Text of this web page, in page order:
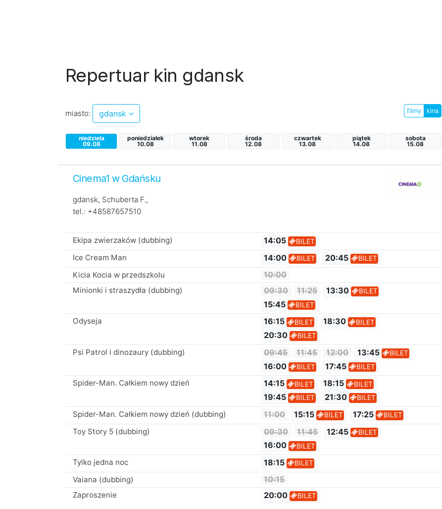
Repertuar kin gdansk
miasto: gdansk filmy kina
niedziela
09.08
poniedziałek
10.08
wtorek
11.08
środa
12.08
czwartek
13.08
piątek
14.08
sobota
15.08
Cinema1 w Gdańsku
gdansk, Schuberta F.,
tel.: +48587657510
Ekipa zwierzaków (dubbing) 14:05 BILET
Ice Cream Man 14:00 BILET 20:45 BILET
Kicia Kocia w przedszkolu
10:00
Minionki i straszydła (dubbing)
09:30 11:25 13:30 BILET
15:45 BILET
Odyseja 16:15 BILET 18:30 BILET
20:30 BILET
Psi Patrol i dinozaury (dubbing) 09:45 11:45 12:00 13:45 BILET
16:00 BILET 17:45 BILET
Spider-Man. Całkiem nowy dzień 14:15 BILET 18:15 BILET
19:45 BILET 21:30 BILET
Spider-Man. Całkiem nowy dzień (dubbing) 11:00 15:15 BILET 17:25 BILET
Toy Story 5 (dubbing) 09:30 11:45 12:45 BILET
16:00 BILET
Tylko jedna noc 18:15 BILET
Vaiana (dubbing)
10:15
Zaproszenie
20:00 BILET